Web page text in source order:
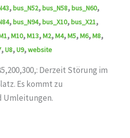
,bus_N52,bus_N58,bus_N60,
,bus_N94,bus_X10,bus_X21,
,M10,M13,M2,M4,M5,M6,M8,
,U8,U9,website
Derzeit Störung im
Es kommt zu
Umleitungen.